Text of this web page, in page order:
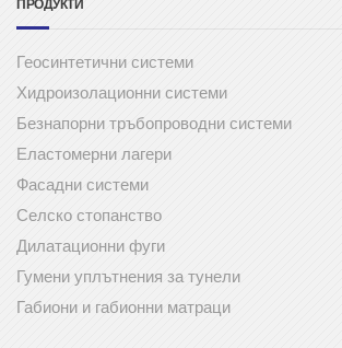
ПРОДУКТИ
Геосинтетични системи
Хидроизолационни системи
Безнапорни тръбопроводни системи
Еластомерни лагери
Фасадни системи
Селско стопанство
Дилатационни фуги
Гумени уплътнения за тунели
Габиони и габионни матраци